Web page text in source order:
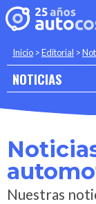
Inicio >Editorial >
NOTICIAS
Nuestras